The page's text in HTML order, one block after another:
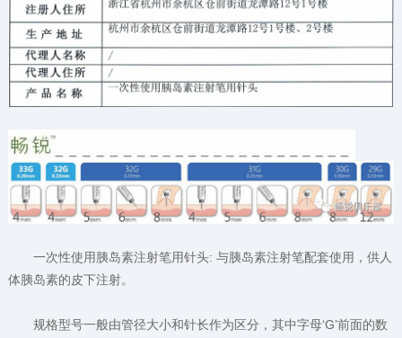
一次性使用胰岛素注射笔用针头: 与胰岛素注射笔配套使用，供人
体胰岛素的皮下注射。
规格型号一般由管径大小和针长作为区分，其中字母‘G’前面的数